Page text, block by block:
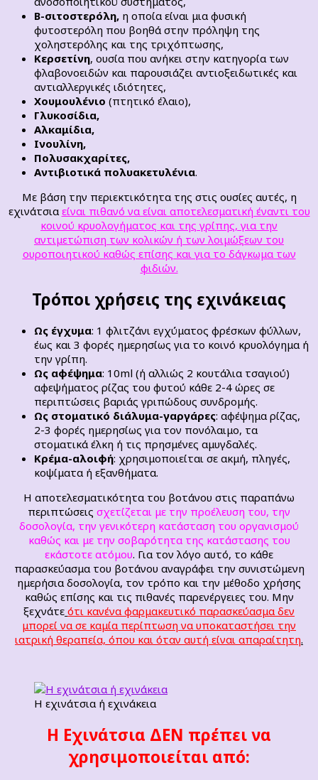
Β-σιτοστερόλη, η οποία είναι μια φυσική
φυτοστερόλη που βοηθά στην πρόληψη της
χοληστερόλης και της τριχόπτωσης,
Κερσετίνη, ουσία που ανήκει στην κατηγορία των
φλαβονοειδών και παρουσιάζει αντιοξειδωτικές και
αντιαλλεργικές ιδιότητες,
Χουμουλένιο (πτητικό έλαιο),
Γλυκοσίδια,
Αλκαμίδια,
Ινουλίνη,
Πολυσακχαρίτες,
Αντιβιοτικά πολυακετυλένια.
Με βάση την περιεκτικότητα της στις ουσίες αυτές, η
εχινάτσιαείναι πιθανό να είναι αποτελεσματική έναντι του
κοινού κρυολογήματος και της γρίπης, για την
αντιμετώπιση των κολικών ή των λοιμώξεων του
ουροποιητικού καθώς επίσης και για το δάγκωμα των
φιδιών.
Τρόποι χρήσεις της εχινάκειας
Ως έγχυμα: 1 φλιτζάνι εγχύματος φρέσκων φύλλων,
έως και 3 φορές ημερησίως για το κοινό κρυολόγημα ή
την γρίπη.
Ως αφέψημα: 10ml (ή αλλιώς 2 κουτάλια τσαγιού)
αφεψήματος ρίζας του φυτού κάθε 2-4 ώρες σε
περιπτώσεις βαριάς γριπώδους συνδρομής.
Ως στοματικό διάλυμα-γαργάρες: αφέψημα ρίζας,
2-3 φορές ημερησίως για τον πονόλαιμο, τα
στοματικά έλκη ή τις πρησμένες αμυγδαλές.
Κρέμα-αλοιφή: χρησιμοποιείται σε ακμή, πληγές,
κοψίματα ή εξανθήματα.
Η αποτελεσματικότητα του βοτάνου στις παραπάνω
περιπτώσεις σχετίζεται με την προέλευση του, την
δοσολογία, την γενικότερη κατάσταση του οργανισμού
καθώς και με την σοβαρότητα της κατάστασης του
εκάστοτε ατόμου. Για τον λόγο αυτό, το κάθε
παρασκεύασμα του βοτάνου αναγράφει την συνιστώμενη
ημερήσια δοσολογία, τον τρόπο και την μέθοδο χρήσης
καθώς επίσης και τις πιθανές παρενέργειες του. Μην
ξεχνάτε ότι κανένα φαρμακευτικό παρασκεύασμα δεν
μπορεί να σε καμία περίπτωση να υποκαταστήσει την
ιατρική θεραπεία, όπου και όταν αυτή είναι απαραίτητη.
Η εχινάτσια ή εχινάκεια
Η Εχινάτσια ΔΕΝ πρέπει να
χρησιμοποιείται από: